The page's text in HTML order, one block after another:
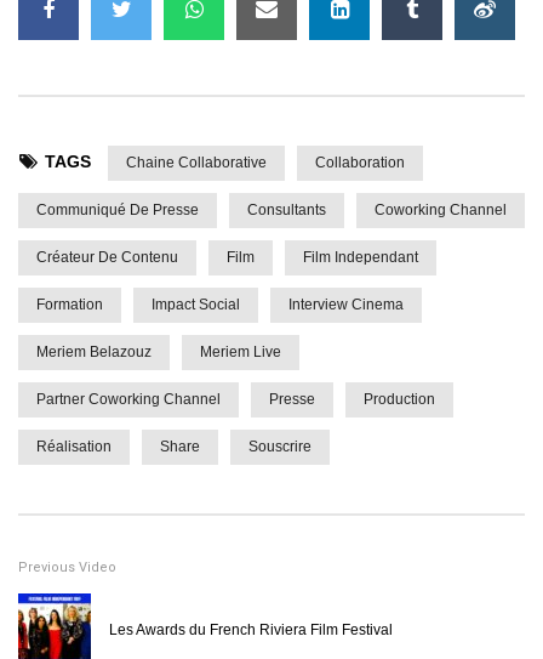
TAGS Chaine Collaborative Collaboration
Communiqué De Presse Consultants Coworking Channel
Créateur De Contenu Film Film Independant
Formation Impact Social Interview Cinema
Meriem Belazouz Meriem Live
Partner Coworking Channel Presse Production
Réalisation Share Souscrire
Previous Video
Les Awards du French Riviera Film Festival